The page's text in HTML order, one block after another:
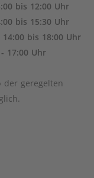
12:00 Uhr
15:30 Uhr
Uhr
17:00 Uhr
geregelten